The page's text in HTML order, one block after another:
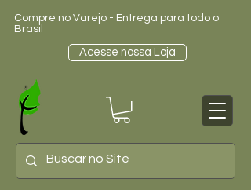
Compre no Varejo - Entrega para todo o
Brasil
Acesse nossa Loja